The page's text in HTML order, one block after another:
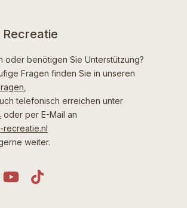
oder benötigen Sie Unterstützung?
Fragen finden Sie in unseren
telefonisch erreichen unter
oder per E-Mail an
recreatie.nl
weiter.